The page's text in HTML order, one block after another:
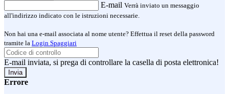
E-mail Verrà inviato un messaggio
all'indirizzo indicato con le istruzioni necessarie.
Non hai una e-mail associata al nome utente? Effettua il reset della password
tramite la Login Spaggiari
E-mail inviata, si prega di controllare la casella di posta elettronica!
Errore